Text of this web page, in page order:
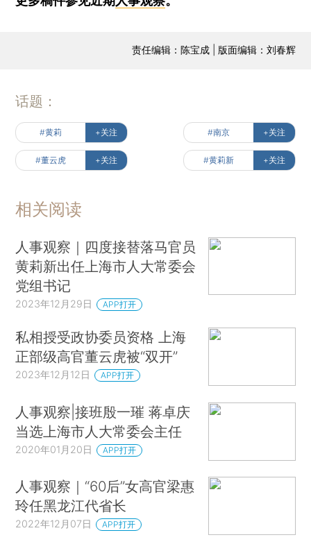
责任编辑：陈宝成 | 版面编辑：刘春辉
话题：
#黄莉 +关注 #南京 +关注
#董云虎 +关注 #黄莉新 +关注
相关阅读
人事观察｜四度接替落马官员
黄莉新出任上海市人大常委会
党组书记
2023年12月29日 APP打开
私相授受政协委员资格 上海
正部级高官董云虎被“双开”
2023年12月12日 APP打开
人事观察|接班殷一璀 蒋卓庆
当选上海市人大常委会主任
2020年01月20日 APP打开
人事观察｜“60后”女高官梁惠
玲任黑龙江代省长
2022年12月07日 APP打开